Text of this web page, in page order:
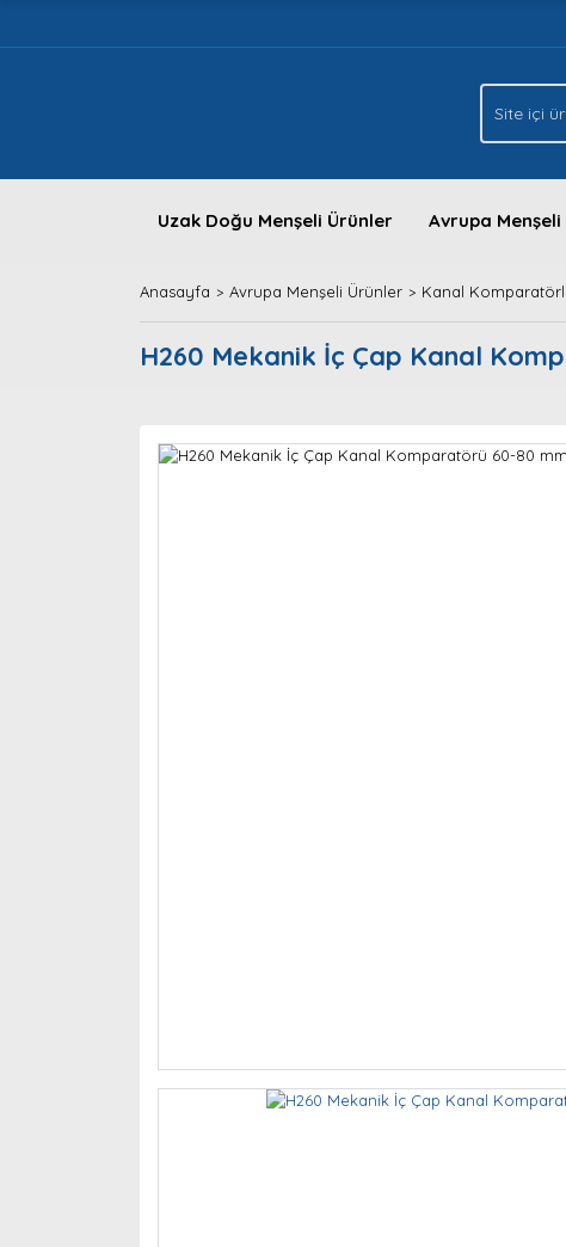
Uzak Doğu Menşeli Ürünler Avrupa
Anasayfa Avrupa Menşeli Ürünler Kanal
H260 Mekanik İç Çap Kanal